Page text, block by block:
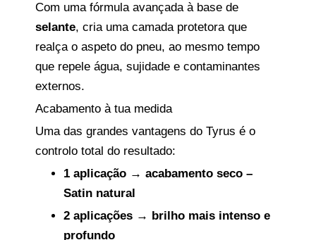
Com uma fórmula avançada à base de
selante, cria uma camada protetora que
realça o aspeto do pneu, ao mesmo tempo
que repele água, sujidade e contaminantes
externos.
Acabamento à tua medida
Uma das grandes vantagens do Tyrus é o
controlo total do resultado:
1 aplicação → acabamento seco –
Satin natural
2 aplicações → brilho mais intenso e
profundo